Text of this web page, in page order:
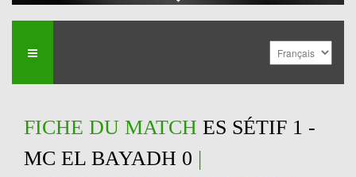
FICHE DU MATCH ES SÉTIF 1 -
MC EL BAYADH 0 |